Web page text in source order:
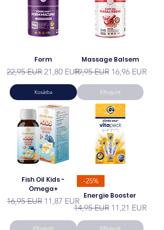
Form
Szokásos ár
22,95 EUR Akciós ár
21,80 EUR
Kosárba
Massage Balsem
Szokásos ár
19,95 EUR Akciós ár
16,96 EUR
Elfogyott
Fish Oil Kids -
Omega+
Szokásos ár
16,95 EUR Akciós ár
11,87 EUR
Elfogyott
-25%
Energie Booster
Szokásos ár
14,95 EUR Akciós ár
11,21 EUR
Elfogyott